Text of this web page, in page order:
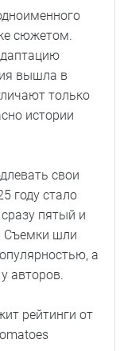
сюжетом.
вышла в
только
истории
свои
году стало
пятый и
Съемки шли
а
авторов.
рейтинги от